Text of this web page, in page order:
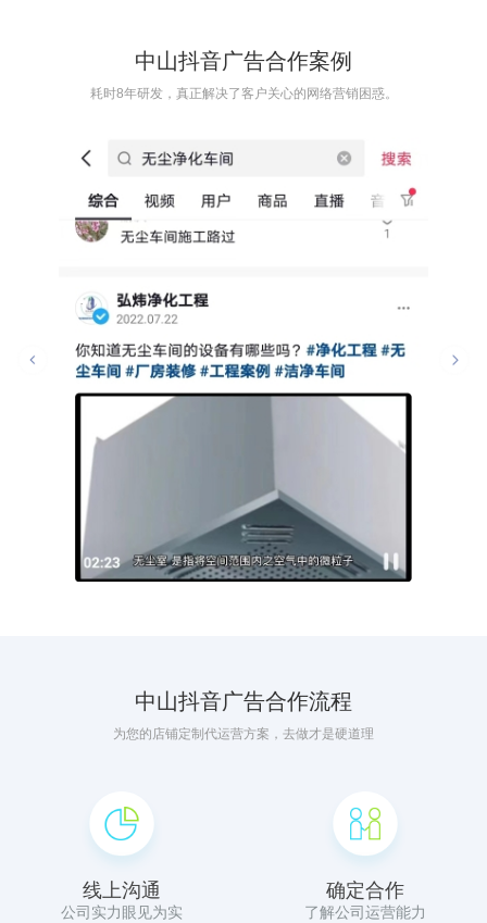
中山抖音广告合作案例
耗时8年研发，真正解决了客户关心的网络营销困惑。
中山抖音广告合作流程
为您的店铺定制代运营方案，去做才是硬道理
线上沟通
公司实力眼见为实
确定合作
了解公司运营能力